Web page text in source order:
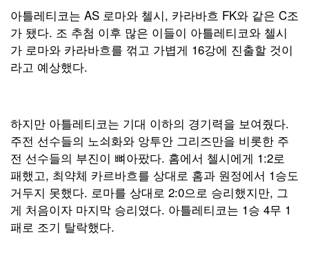
아틀레티코는 AS 로마와 첼시, 카라바흐 FK와 같은 C조
가 됐다. 조 추첨 이후 많은 이들이 아틀레티코와 첼시
가 로마와 카라바흐를 꺾고 가볍게 16강에 진출할 것이
라고 예상했다.
하지만 아틀레티코는 기대 이하의 경기력을 보여줬다.
주전 선수들의 노쇠화와 앙투안 그리즈만을 비롯한 주
전 선수들의 부진이 뼈아팠다. 홈에서 첼시에게 1:2로
패했고, 최약체 카르바흐를 상대로 홈과 원정에서 1승도
거두지 못했다. 로마를 상대로 2:0으로 승리했지만, 그
게 처음이자 마지막 승리였다. 아틀레티코는 1승 4무 1
패로 조기 탈락했다.